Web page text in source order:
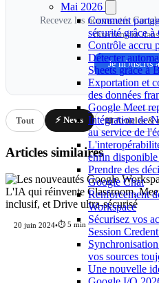
Mai 2026
Comment
sécurité grâce
Contrôle accru
Détecter
Sheets grâce à
Exportation et
des données
Google Meet
Intégration de
au service de
enfin
Prendre des
Google Chat
Renforcement
Workspace
Sécurisez vos
Session
vos sources
Une nouvelle
Recevez les nouveautés
directement
Je m'inscris
Tout ⚡ News 📖 Articles &
Articles similaires
20 juin 2024•⏱️ 5 min